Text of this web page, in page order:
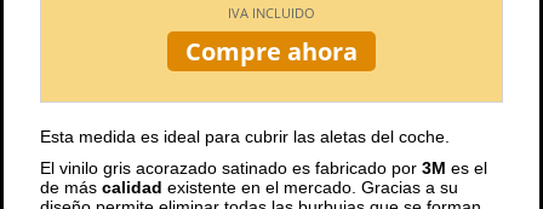
IVA INCLUIDO
Compre ahora
Esta medida es ideal para cubrir las aletas del coche.
El vinilo gris acorazado satinado es fabricado por 3M es el
de más calidad existente en el mercado. Gracias a su